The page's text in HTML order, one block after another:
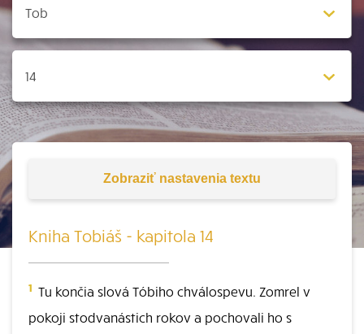
Zobraziť nastavenia textu
Kniha Tobiáš - kapitola 14
1 Tu končia slová Tóbiho chválospevu. Zomrel v
pokoji stodvanástich rokov a pochovali ho s